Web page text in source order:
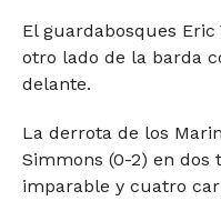
El guardabosques
otro lado de la barda
delante.
La derrota de los
Simmons (0-2) en dos
imparable y cuatro